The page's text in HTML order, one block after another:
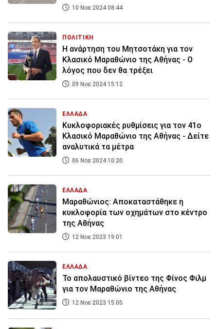
10 Νοε 2024 08:44
ΠΟΛΙΤΙΚΗ
Η ανάρτηση του Μητσοτάκη για τον
Κλασικό Μαραθώνιο της Αθήνας - Ο
λόγος που δεν θα τρέξει
09 Νοε 2024 15:12
ΕΛΛΑΔΑ
Κυκλοφοριακές ρυθμίσεις για τον 41ο
Κλασικό Μαραθώνιο της Αθήνας - Δείτε
αναλυτικά τα μέτρα
06 Νοε 2024 10:20
ΕΛΛΑΔΑ
Mαραθώνιος: Aποκαταστάθηκε η
κυκλοφορία των οχημάτων στο κέντρο
της Αθήνας
12 Νοε 2023 19:01
ΕΛΛΑΔΑ
Το απολαυστικό βίντεο της Φίνος Φιλμ
για τον Μαραθώνιο της Αθήνας
12 Νοε 2023 15:05